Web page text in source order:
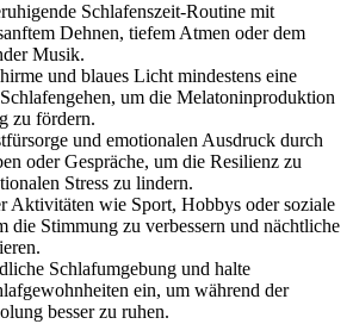
Schlafenszeit-Routine mit
Dehnen, tiefem Atmen oder dem
Musik.
und blaues Licht mindestens eine
um die Melatoninproduktion
zu fördern.
und emotionalen Ausdruck durch
oder Gespräche, um die Resilienz zu
Stress zu lindern.
Aktivitäten wie Sport, Hobbys oder soziale
die Stimmung zu verbessern und nächtliche
Schlafumgebung und halte
ein, um während der
besser zu ruhen.